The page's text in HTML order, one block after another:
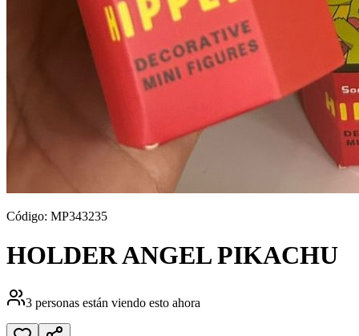
Código: MP343235
HOLDER ANGEL PIKACHU
3 personas están viendo esto ahora